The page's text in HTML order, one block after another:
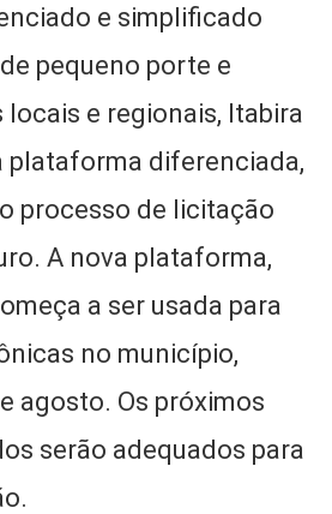
e simplificado
pequeno porte e
e regionais, Itabira
plataforma diferenciada,
processo de licitação
A nova plataforma,
a ser usada para
no município,
agosto. Os próximos
serão adequados para